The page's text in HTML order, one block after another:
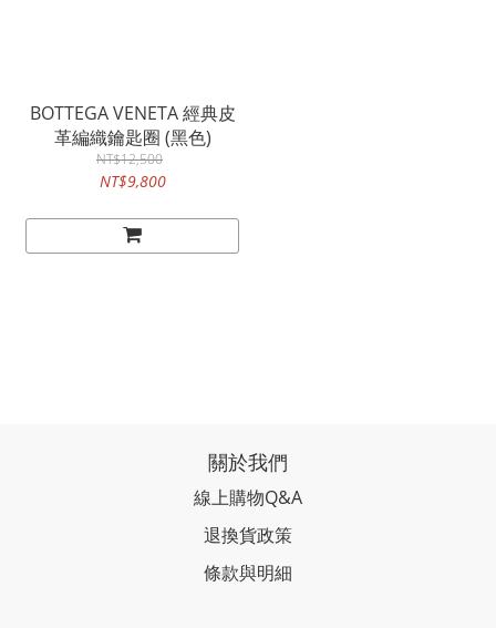
BOTTEGA VENETA 經典皮
革編織鑰匙圈 (黑色)
NT$12,500
NT$9,800
關於我們
線上購物Q&A
退換貨政策
條款與明細